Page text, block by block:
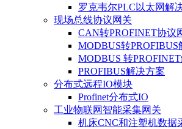
罗克韦尔PLC以太网解
现场总线协议网关
CAN转PROFINET协议
MODBUS转PROFIBUS
MODBUS 转
PROFIBUS解决方案
分布式远程IO模块
Profinet分布式IO
工业物联网智能采集网关
机床CNC和注塑机数据